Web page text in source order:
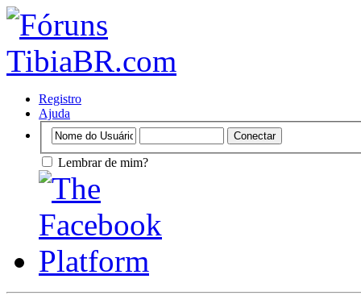
Registro
Ajuda
Lembrar de mim?